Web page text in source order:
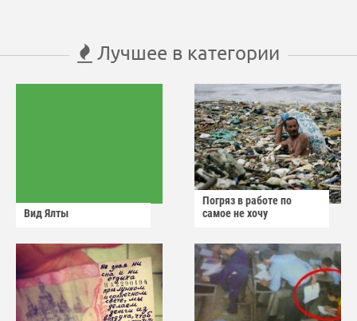
Лучшее в категории
Вид Ялты
Погряз в работе по
самое не хочу